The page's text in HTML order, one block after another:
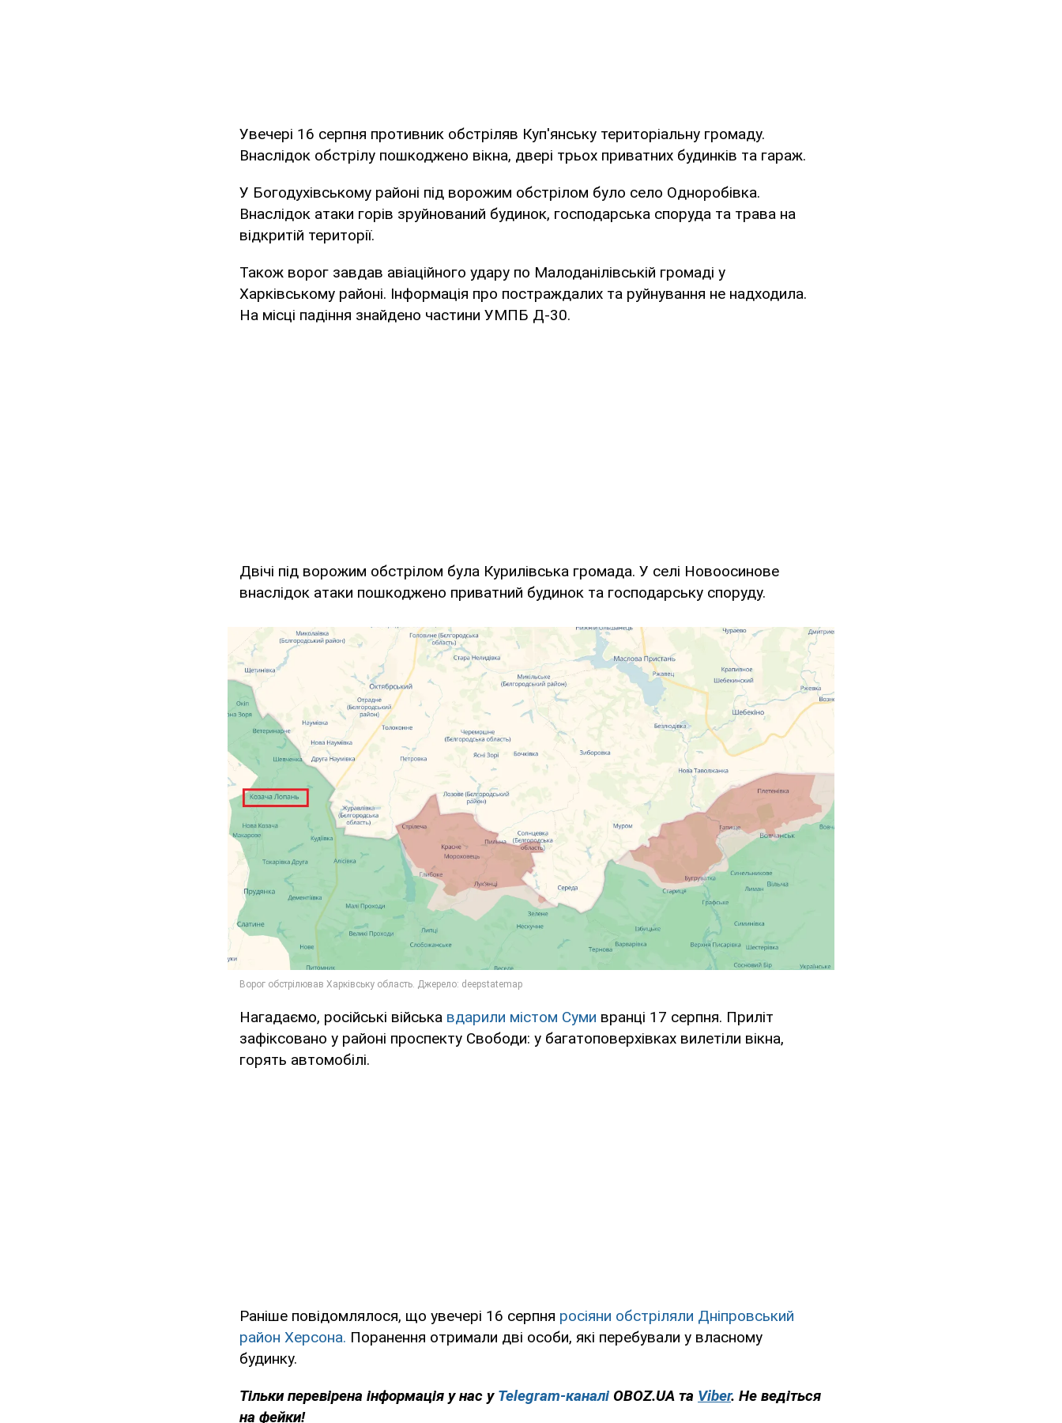
Увечері 16 серпня противник обстріляв Куп'янську територіальну громаду.
Внаслідок обстрілу пошкоджено вікна, двері трьох приватних будинків та гараж.
У Богодухівському районі під ворожим обстрілом було село Одноробівка.
Внаслідок атаки горів зруйнований будинок, господарська споруда та трава на
відкритій території.
Також ворог завдав авіаційного удару по Малоданілівській громаді у
Харківському районі. Інформація про постраждалих та руйнування не надходила.
На місці падіння знайдено частини УМПБ Д-30.
Двічі під ворожим обстрілом була Курилівська громада. У селі Новоосинове
внаслідок атаки пошкоджено приватний будинок та господарську споруду.
Нагадаємо, російські війська вдарили містом Суми вранці 17 серпня. Приліт
зафіксовано у районі проспекту Свободи: у багатоповерхівках вилетіли вікна,
горять автомобілі.
Раніше повідомлялося, що увечері 16 серпня росіяни обстріляли Дніпровський
район Херсона. Поранення отримали дві особи, які перебували у власному
будинку.
Тільки перевірена інформація у нас у Telegram-каналі OBOZ.UA та Viber. Не ведіться
на фейки!